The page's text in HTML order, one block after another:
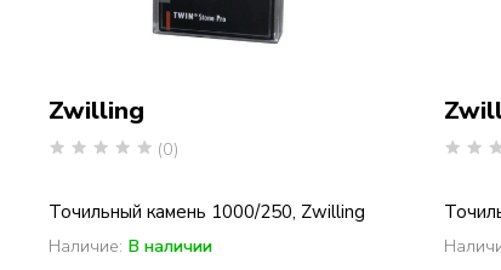
Zwilling
(0)
Точильный камень 1000/250, Zwilling
Наличие: В наличии